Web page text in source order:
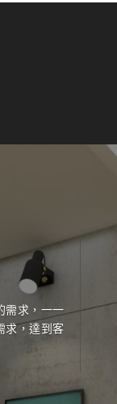
需求，一一
求，達到客